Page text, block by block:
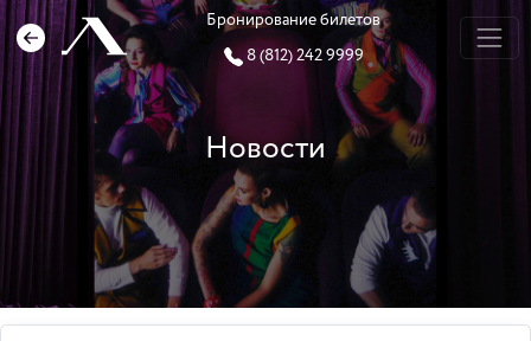
Бронирование билетов
8 (812) 242 9999
Новости